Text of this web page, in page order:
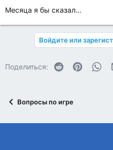
Месяца я бы сказал...
Войдите или
Поделиться: Reddit Pinterest
Вопросы по игре